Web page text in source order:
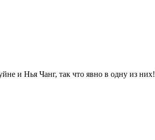
и Нья Чанг, так что явно в одну из них!